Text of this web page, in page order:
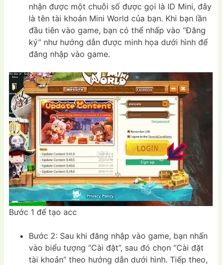
nhận được một chuỗi số được gọi là ID Mini, đây
là tên tài khoản Mini World của bạn. Khi bạn lần
đầu tiên vào game, bạn có thể nhấp vào “Đăng
ký” như hướng dẫn được minh họa dưới hình để
đăng nhập vào game.
Bước 1 để tạo acc
Bước 2: Sau khi đăng nhập vào game, bạn nhấn
vào biểu tượng “Cài đặt”, sau đó chọn “Cài đặt
tài khoản” theo hướng dẫn dưới hình. Tiếp theo,